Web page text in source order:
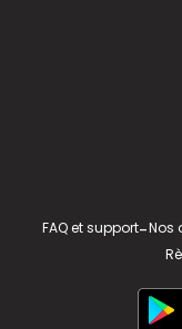
FAQ et support-Nos